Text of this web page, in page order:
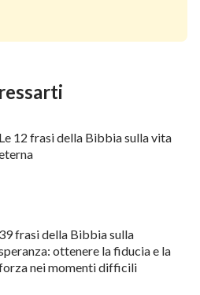
Le 12 frasi della Bibbia sulla vita
39 frasi della Bibbia sulla
ottenere la fiducia e la
nei momenti difficili